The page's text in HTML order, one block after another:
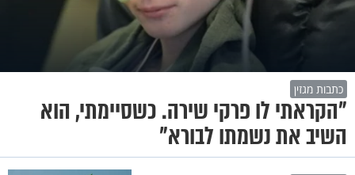
כתבות מגזין
"הקראתי לו פרקי שירה. כשסיימתי, הוא
השיב את נשמתו לבורא"